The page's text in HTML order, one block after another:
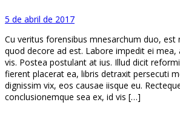
5 de abril de 2017
Cu veritus forensibus mnesarchum duo,
quod decore ad est. Labore impedit ei mea,
vis. Postea postulant at ius. Illud dicit
fierent placerat ea, libris detraxit persecuti
dignissim vix, eos causae iisque eu.
conclusionemque sea ex, id vis […]